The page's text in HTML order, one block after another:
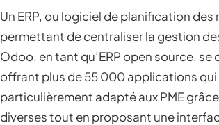
Un ERP, ou logiciel de planification
permettant de centraliser la gestion
Odoo, en tant qu’ERP open source,
offrant plus de 55 000 applications
particulièrement adapté aux PME
diverses tout en proposant une